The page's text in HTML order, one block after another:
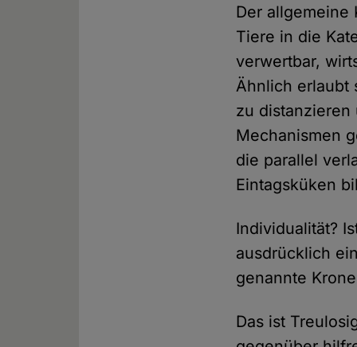
Der allgemeine
Tiere in die
verwertbar,
Ähnlich erlaubt
zu
Mechanismen
die parallel
Eintagsküken
Individualität?
ausdrücklich
genannte
Das ist